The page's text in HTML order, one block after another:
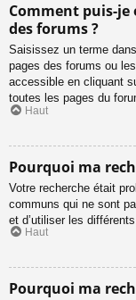
Comment puis-je
des forums ?
Saisissez un terme
pages des forums ou
accessible en cliquant
toutes les pages du
Haut
Pourquoi ma
Votre recherche était
communs qui ne sont
et d’utiliser les
Haut
Pourquoi ma